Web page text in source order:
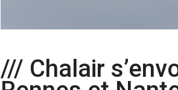
/// Chalair